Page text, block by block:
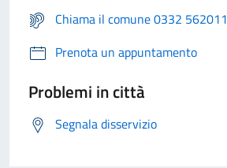
Chiama il comune 0332 562011
Prenota un appuntamento
Problemi in città
Segnala disservizio